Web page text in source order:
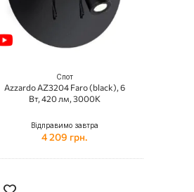
Спот
Azzardo AZ3204 Faro (black), 6
Вт, 420 лм, 3000K
Відправимо завтра
4 209 грн.